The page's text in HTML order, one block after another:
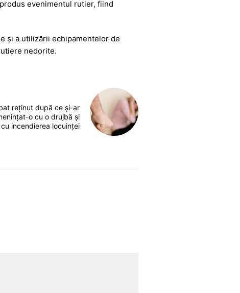
evenimentul rutier, fiind
și a utilizării echipamentelor de
nedorite.
reținut după ce și-ar
o cu o drujbă și
cu incendierea locuinței